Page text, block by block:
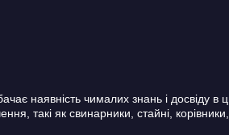
наявність чималих знань і досвіду в
такі як свинарники, стайні,